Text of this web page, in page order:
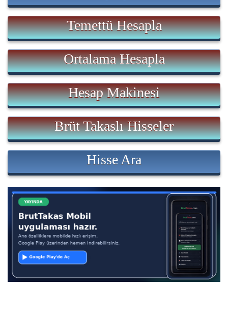
Temettü Hesapla
Ortalama Hesapla
Hesap Makinesi
Brüt Takaslı Hisseler
Hisse Ara